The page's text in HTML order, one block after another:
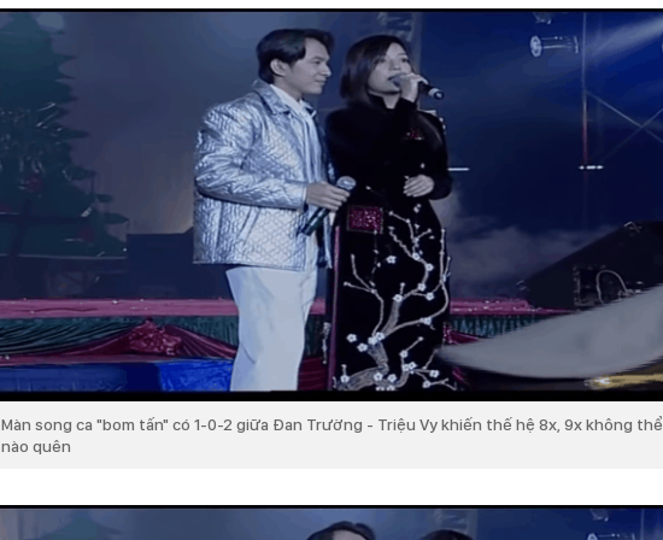
Màn song ca "bom tấn" có 1-0-2 giữa Đan Trường - Triệu Vy khiến thế hệ 8x, 9x không thể
nào quên